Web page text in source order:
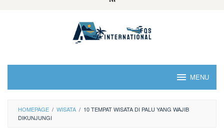
MENU
HOMEPAGE / WISATA / 10 TEMPAT WISATA DI PALU YANG WAJIB
DIKUNJUNGI